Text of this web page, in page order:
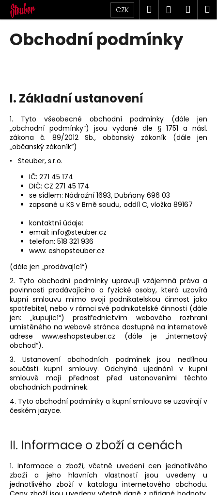
Přejít
obsah
CZK Hledat
Obchodní podmínky
I. Základní ustanovení
1. Tyto všeobecné obchodní podmínky (dále jen
„obchodní podmínky“) jsou vydané dle § 1751 a násl.
zákona č. 89/2012 Sb., občanský zákoník (dále jen
„občanský zákoník“)
• Steuber, s.r.o.
IČ: 271 45 174
DIČ: CZ 271 45 174
se sídlem: Nádražní 1693, Dubňany 696 03
zapsané u KS v Brně soudu, oddíl C, vložka 89167
kontaktní údaje:
email: info@steuber.cz
telefon: 518 321 936
www: eshopsteuber.cz
(dále jen „prodávající“)
2. Tyto obchodní podmínky upravují vzájemná práva a
povinnosti prodávajícího a fyzické osoby, která uzavírá
kupní smlouvu mimo svoji podnikatelskou činnost jako
spotřebitel, nebo v rámci své podnikatelské činnosti (dále
jen: „kupující“) prostřednictvím webového rozhraní
umístěného na webové stránce dostupné na internetové
adrese www.eshopsteuber.cz (dále je „internetový
obchod“).
3. Ustanovení obchodních podmínek jsou nedílnou
součástí kupní smlouvy. Odchylná ujednání v kupní
smlouvě mají přednost před ustanoveními těchto
obchodních podmínek.
4. Tyto obchodní podmínky a kupní smlouva se uzavírají v
českém jazyce.
II. Informace o zboží a cenách
1. Informace o zboží, včetně uvedení cen jednotlivého
zboží a jeho hlavních vlastností jsou uvedeny u
jednotlivého zboží v katalogu internetového obchodu.
o
o
t
ř
e
b
u
j
t
?
HLEDAT
D
o
p
o
r
u
e
m
e